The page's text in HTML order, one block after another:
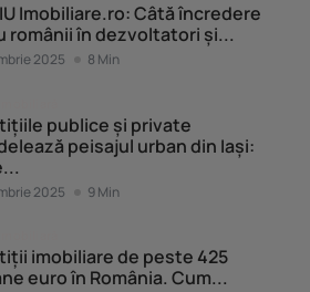
Imobiliare.ro: Câtă încredere
românii în dezvoltatori și...
2025 8 Min
publice și private
peisajul urban din Iași:
2025 9 Min
imobiliare de peste 425
euro în România. Cum...